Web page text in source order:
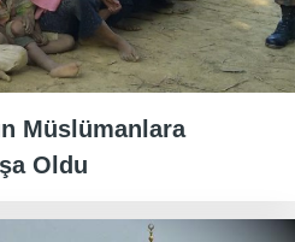
Müslümanlara
Oldu